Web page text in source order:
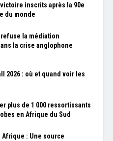
inscrits après la 90e
du monde
refuse la médiation
la crise anglophone
2026 : où et quand voir les
plus de 1 000 ressortissants
en Afrique du Sud
: Une source